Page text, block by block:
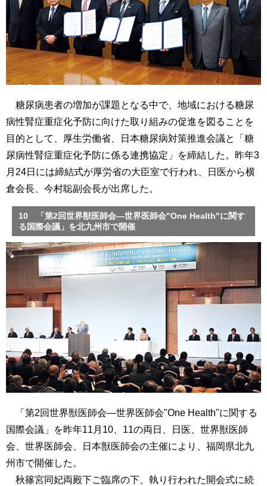
糖尿病患者の増加が課題となる中で、地域における糖尿
病性腎症重症化予防に向けた取り組みの促進を図ることを
目的として、厚生労働省、日本糖尿病対策推進会議と「糖
尿病性腎症重症化予防に係る連携協定」を締結した。昨年3
月24日には締結式が厚労省の大臣室で行われ、日医から横
倉会長、今村聡副会長が出席した。
10 「第2回世界獣医師会―世界医師会"One Health"に関す
る国際会議」を北九州市で開催
「第2回世界獣医師会―世界医師会"One Health"に関する
国際会議」を昨年11月10、11の両日、日医、世界獣医師
会、世界医師会、日本獣医師会の主催により、福岡県北九
州市で開催した。
秋篠宮同妃両殿下ご臨席の下、執り行われた開会式に続